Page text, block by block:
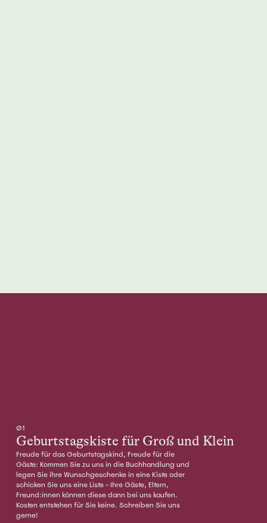
01
Geburtstagskiste für Groß und Klein
Freude für das Geburtstagskind, Freude für die
Gäste: Kommen Sie zu uns in die Buchhandlung und
legen Sie ihre Wunschgeschenke in eine Kiste oder
schicken Sie uns eine Liste - Ihre Gäste, Eltern,
Freund:innen können diese dann bei uns kaufen.
Kosten entstehen für Sie keine. Schreiben Sie uns
gerne!